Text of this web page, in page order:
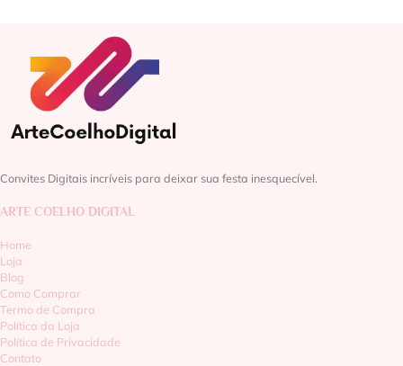
Convites Digitais incríveis para deixar sua festa inesquecível.
ARTE COELHO DIGITAL
Home
Loja
Blog
Como Comprar
Termo de Compra
Política da Loja
Política de Privacidade
Contato